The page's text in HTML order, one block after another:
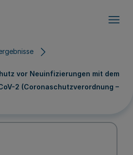
vor Neuinfizierungen mit dem
2 (Coronaschutzverordnung –